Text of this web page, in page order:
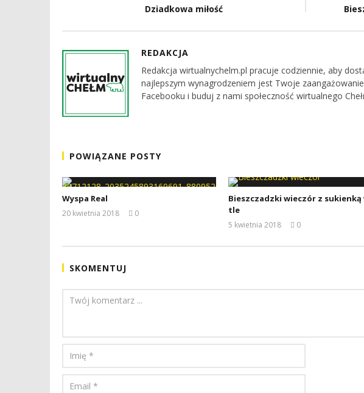
Dziadkowa miłość
REDAKCJA
Redakcja wirtualnychelm.pl pracuje codziennie, aby
najlepszym wynagrodzeniem jest Twoje
Facebooku i buduj z nami społeczność wirtualnego
POWIĄZANE POSTY
Wyspa Real
20 kwietnia 2018
0
Bieszczadzki wieczór z sukienką
tle
5 kwietnia 2018
0
SKOMENTUJ